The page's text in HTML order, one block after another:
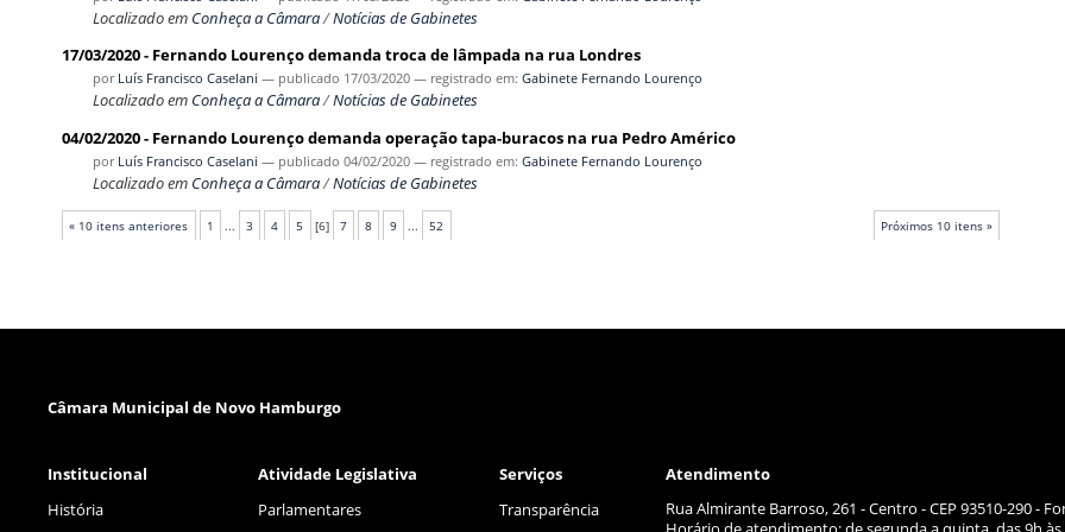
Localizado em Conheça a Câmara/Notícias de Gabinetes
17/03/2020 - Fernando Lourenço demanda troca de lâmpada na rua Londres
por Luís Francisco Caselani — publicado 17/03/2020 — registrado em: Gabinete Fernando Lourenço
Localizado em Conheça a Câmara/Notícias de Gabinetes
04/02/2020 - Fernando Lourenço demanda operação tapa-buracos na rua Pedro Américo
por Luís Francisco Caselani — publicado 04/02/2020 — registrado em: Gabinete Fernando Lourenço
Localizado em Conheça a Câmara/Notícias de Gabinetes
« 10 itens anteriores Próximos 10 itens »
1 ... 3 4 5 [6] 7 8 9 ... 52
Câmara Municipal de Novo Hamburgo
Institucional Atividade Legislativa Serviços
Atendimento
História
Parlamentares Transparência
Rua Almirante Barroso, 261 - Centro - CEP 93510-290 -